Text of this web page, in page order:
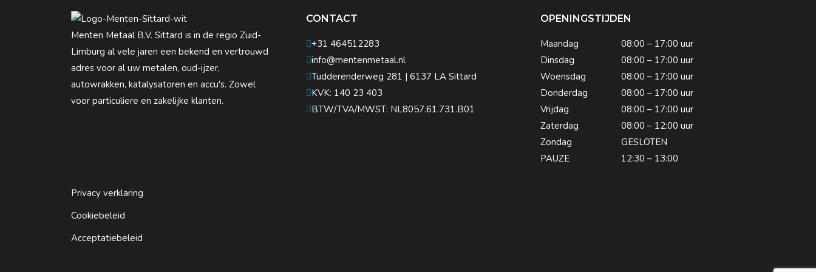
Menten Metaal B.V. Sittard is in de regio Zuid-
Limburg al vele jaren een bekend en vertrouwd
adres voor al uw metalen, oud-ijzer,
autowrakken, katalysatoren en accu's. Zowel
voor particuliere en zakelijke klanten.
CONTACT
+31 464512283
info@mentenmetaal.nl
Tudderenderweg 281 | 6137 LA Sittard
KVK: 140 23 403
BTW/TVA/MWST: NL8057.61.731.B01
OPENINGSTIJDEN
Maandag
08:00 – 17:00 uur
Dinsdag
08:00 – 17:00 uur
Woensdag
08:00 – 17:00 uur
Donderdag
08:00 – 17:00 uur
Vrijdag
08:00 – 17:00 uur
Zaterdag
08:00 – 12:00 uur
Zondag
GESLOTEN
PAUZE
12:30 – 13:00
Privacy verklaring
Cookiebeleid
Acceptatiebeleid